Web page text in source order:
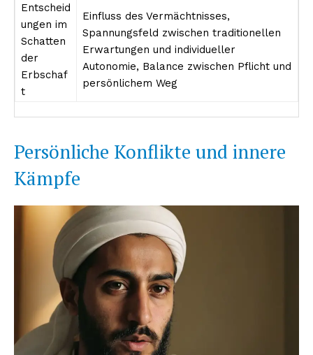
Erhalte unseren
kostenlosen Newsletter
Entscheid
ungen im
Schatten
der
Erbschaf
t
Einfluss des Vermächtnisses,
Spannungsfeld zwischen traditionellen
Erwartungen und individueller
Autonomie, Balance zwischen Pflicht und
persönlichem Weg
Persönliche Konflikte und innere
Kämpfe